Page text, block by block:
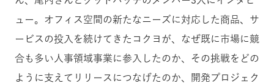
ュー。オフィス空間の新たなニーズに対応した商品、サ
ービスの投入を続けてきたコクヨが、なぜ既に市場に競
合も多い人事領域事業に参入したのか、その挑戦をどの
ように支えてリリースにつなげたのか、開発プロジェク